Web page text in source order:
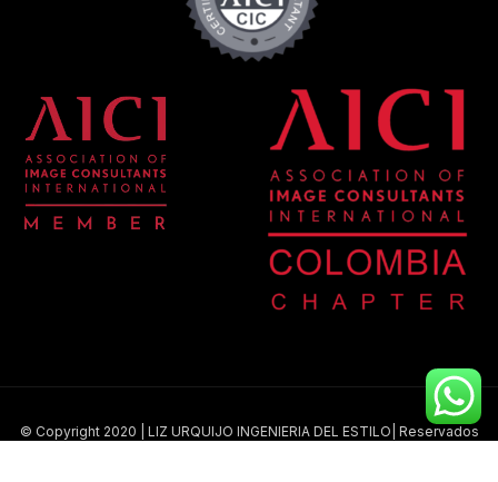
© Copyright 2020 | LIZ URQUIJO INGENIERIA DEL ESTILO| Reservados